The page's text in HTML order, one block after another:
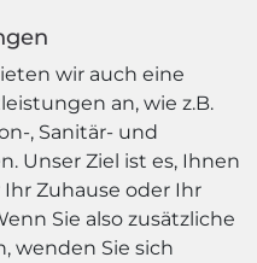
wir auch eine
an, wie z.B.
, Sanitär- und
Unser Ziel ist es, Ihnen
Ihr Zuhause oder Ihr
Sie also zusätzliche
wenden Sie sich